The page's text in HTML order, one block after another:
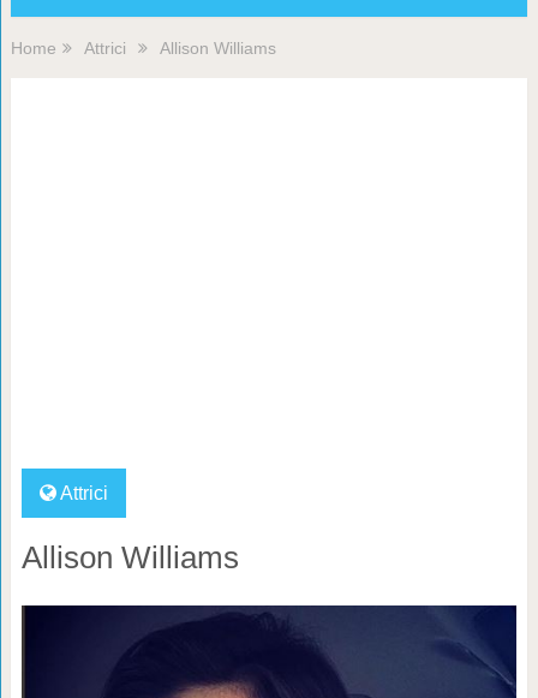
Home Attrici Allison Williams
Attrici
Allison Williams